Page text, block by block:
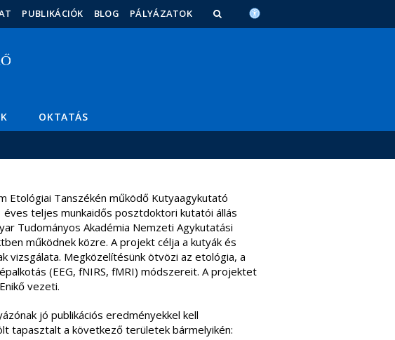
PUBLIKÁCIÓK BLOG PÁLYÁZATOK
OKTATÁS
Etológiai Tanszékén működő Kutyaagykutató
teljes munkaidős posztdoktori kutatói állás
Tudományos Akadémia Nemzeti Agykutatási
működnek közre. A projekt célja a kutyák és
vizsgálata. Megközelítésünk ötvözi az etológia, a
(EEG, fNIRS, fMRI) módszereit. A projektet
vezeti.
jó publikációs eredményekkel kell
tapasztalt a következő területek bármelyikén: